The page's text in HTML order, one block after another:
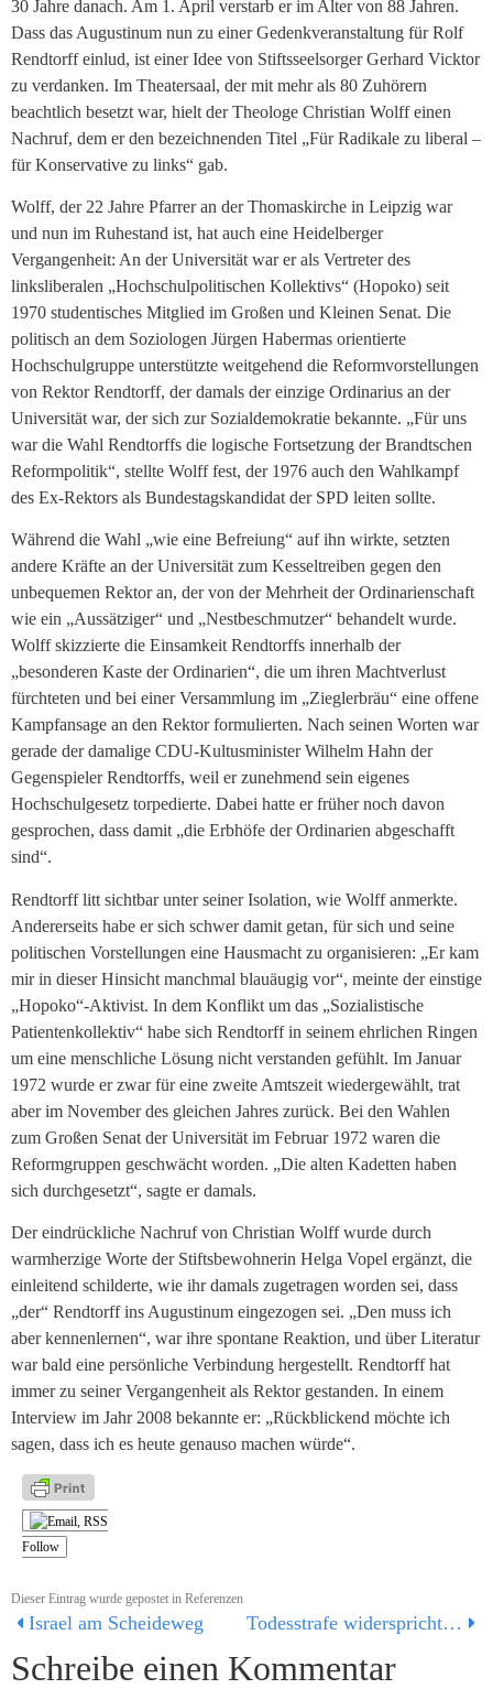
30 Jahre danach. Am 1. April verstarb er im Alter von 88 Jahren.
Dass das Augustinum nun zu einer Gedenkveranstaltung für Rolf
Rendtorff einlud, ist einer Idee von Stiftsseelsorger Gerhard Vicktor
zu verdanken. Im Theatersaal, der mit mehr als 80 Zuhörern
beachtlich besetzt war, hielt der Theologe Christian Wolff einen
Nachruf, dem er den bezeichnenden Titel „Für Radikale zu liberal –
für Konservative zu links“ gab.
Wolff, der 22 Jahre Pfarrer an der Thomaskirche in Leipzig war
und nun im Ruhestand ist, hat auch eine Heidelberger
Vergangenheit: An der Universität war er als Vertreter des
linksliberalen „Hochschulpolitischen Kollektivs“ (Hopoko) seit
1970 studentisches Mitglied im Großen und Kleinen Senat. Die
politisch an dem Soziologen Jürgen Habermas orientierte
Hochschulgruppe unterstützte weitgehend die Reformvorstellungen
von Rektor Rendtorff, der damals der einzige Ordinarius an der
Universität war, der sich zur Sozialdemokratie bekannte. „Für uns
war die Wahl Rendtorffs die logische Fortsetzung der Brandtschen
Reformpolitik“, stellte Wolff fest, der 1976 auch den Wahlkampf
des Ex-Rektors als Bundestagskandidat der SPD leiten sollte.
Während die Wahl „wie eine Befreiung“ auf ihn wirkte, setzten
andere Kräfte an der Universität zum Kesseltreiben gegen den
unbequemen Rektor an, der von der Mehrheit der Ordinarienschaft
wie ein „Aussätziger“ und „Nestbeschmutzer“ behandelt wurde.
Wolff skizzierte die Einsamkeit Rendtorffs innerhalb der
„besonderen Kaste der Ordinarien“, die um ihren Machtverlust
fürchteten und bei einer Versammlung im „Zieglerbräu“ eine offene
Kampfansage an den Rektor formulierten. Nach seinen Worten war
gerade der damalige CDU-Kultusminister Wilhelm Hahn der
Gegenspieler Rendtorffs, weil er zunehmend sein eigenes
Hochschulgesetz torpedierte. Dabei hatte er früher noch davon
gesprochen, dass damit „die Erbhöfe der Ordinarien abgeschafft
sind“.
Rendtorff litt sichtbar unter seiner Isolation, wie Wolff anmerkte.
Andererseits habe er sich schwer damit getan, für sich und seine
politischen Vorstellungen eine Hausmacht zu organisieren: „Er kam
mir in dieser Hinsicht manchmal blauäugig vor“, meinte der einstige
„Hopoko“-Aktivist. In dem Konflikt um das „Sozialistische
Patientenkollektiv“ habe sich Rendtorff in seinem ehrlichen Ringen
um eine menschliche Lösung nicht verstanden gefühlt. Im Januar
1972 wurde er zwar für eine zweite Amtszeit wiedergewählt, trat
aber im November des gleichen Jahres zurück. Bei den Wahlen
zum Großen Senat der Universität im Februar 1972 waren die
Reformgruppen geschwächt worden. „Die alten Kadetten haben
sich durchgesetzt“, sagte er damals.
Der eindrückliche Nachruf von Christian Wolff wurde durch
warmherzige Worte der Stiftsbewohnerin Helga Vopel ergänzt, die
einleitend schilderte, wie ihr damals zugetragen worden sei, dass
„der“ Rendtorff ins Augustinum eingezogen sei. „Den muss ich
aber kennenlernen“, war ihre spontane Reaktion, und über Literatur
war bald eine persönliche Verbindung hergestellt. Rendtorff hat
immer zu seiner Vergangenheit als Rektor gestanden. In einem
Interview im Jahr 2008 bekannte er: „Rückblickend möchte ich
sagen, dass ich es heute genauso machen würde“.
Follow
Dieser Eintrag wurde gepostet in Referenzen
Israel am Scheideweg Todesstrafe widerspricht biblischer Botschaft – Leserbrief zum Leitartikel in der LVZ vom 25.07.14
Schreibe einen Kommentar